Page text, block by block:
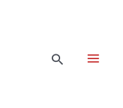
Buscar